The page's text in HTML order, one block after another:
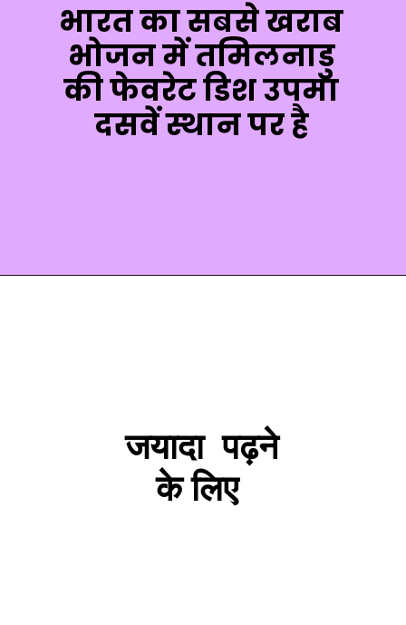
भारत का सबसे खराब
भोजन में तमिलनाडु
की फेवरेट डिश उपमा
दसवें स्थान पर है
जयादा पढ़ने
के लिए